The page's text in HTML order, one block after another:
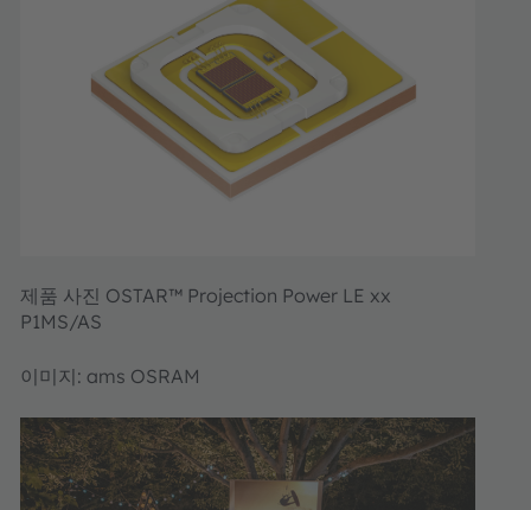
제품 사진 OSTAR™ Projection Power LE xx
P1MS/AS
이미지: ams OSRAM